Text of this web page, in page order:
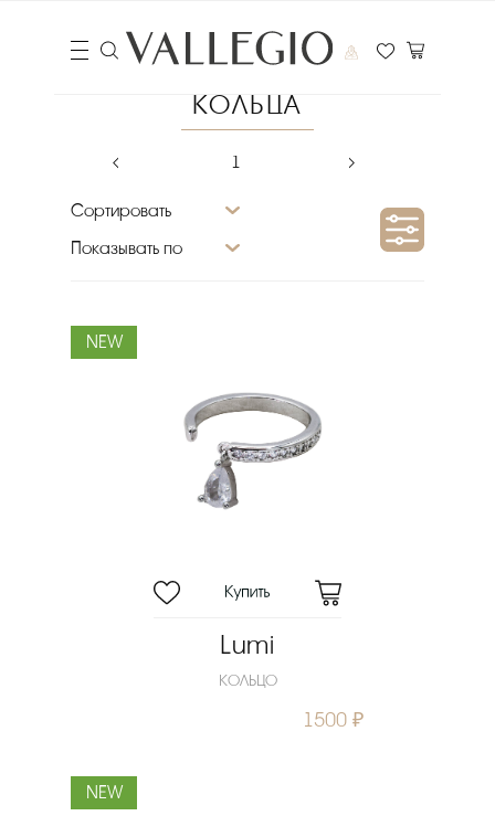
КОЛЬЦА
‹ 1 ›
Сортировать
Показывать по
Цена
Выберите порядок сортировки
Очистить фильтры
NEW
Lumi
КОЛЬЦО
1500 ₽
NEW